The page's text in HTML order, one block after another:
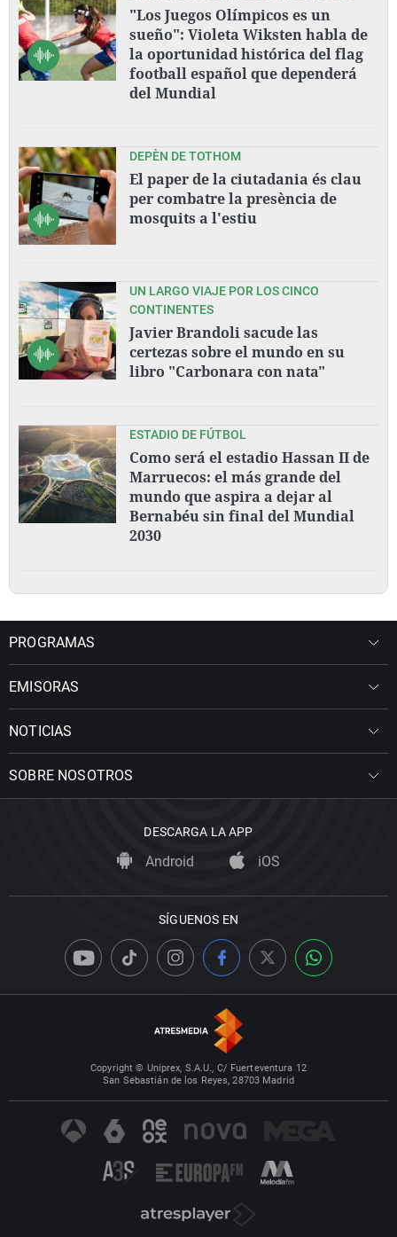
"Los Juegos Olímpicos es un
sueño": Violeta Wiksten habla de
la oportunidad histórica del flag
football español que dependerá
del Mundial
DEPÈN DE TOTHOM
El paper de la ciutadania és clau
per combatre la presència de
mosquits a l'estiu
UN LARGO VIAJE POR LOS CINCO
CONTINENTES
Javier Brandoli sacude las
certezas sobre el mundo en su
libro "Carbonara con nata"
ESTADIO DE FÚTBOL
Como será el estadio Hassan II de
Marruecos: el más grande del
mundo que aspira a dejar al
Bernabéu sin final del Mundial
2030
PROGRAMAS
EMISORAS
NOTICIAS
SOBRE NOSOTROS
DESCARGA LA APP
Android iOS
SÍGUENOS EN
Copyright © Uniprex, S.A.U., C/ Fuerteventura 12
San Sebastián de los Reyes, 28703 Madrid